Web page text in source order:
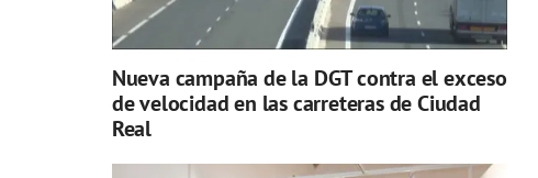
Nueva campaña de la DGT contra el exceso
de velocidad en las carreteras de Ciudad
Real